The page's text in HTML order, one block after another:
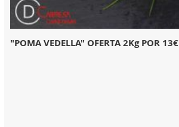
"POMA VEDELLA" OFERTA 2Kg POR 13€